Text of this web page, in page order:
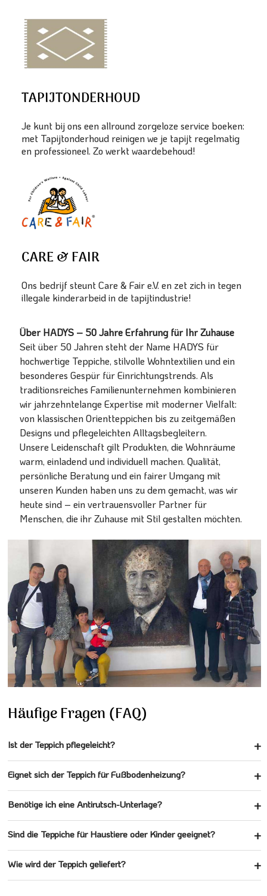
TAPIJTONDERHOUD
Je kunt bij ons een allround zorgeloze service boeken:
met Tapijtonderhoud reinigen we je tapijt regelmatig
en professioneel. Zo werkt waardebehoud!
CARE & FAIR
Ons bedrijf steunt Care & Fair e.V. en zet zich in tegen
illegale kinderarbeid in de tapijtindustrie!
Über HADYS – 50 Jahre Erfahrung für Ihr Zuhause
Seit über 50 Jahren steht der Name HADYS für
hochwertige Teppiche, stilvolle Wohntextilien und ein
besonderes Gespür für Einrichtungstrends. Als
traditionsreiches Familienunternehmen kombinieren
wir jahrzehntelange Expertise mit moderner Vielfalt:
von klassischen Orientteppichen bis zu zeitgemäßen
Designs und pflegeleichten Alltagsbegleitern.
Unsere Leidenschaft gilt Produkten, die Wohnräume
warm, einladend und individuell machen. Qualität,
persönliche Beratung und ein fairer Umgang mit
unseren Kunden haben uns zu dem gemacht, was wir
heute sind – ein vertrauensvoller Partner für
Menschen, die ihr Zuhause mit Stil gestalten möchten.
Häufige Fragen (FAQ)
Ist der Teppich pflegeleicht?
Eignet sich der Teppich für Fußbodenheizung?
Benötige ich eine Antirutsch-Unterlage?
Sind die Teppiche für Haustiere oder Kinder geeignet?
Wie wird der Teppich geliefert?